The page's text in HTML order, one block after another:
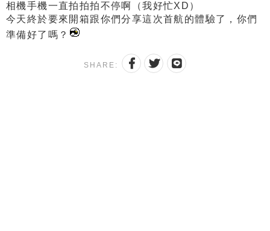
相機手機一直拍拍拍不停啊（我好忙XD）
今天終於要來開箱跟你們分享這次首航的體驗了，你們
準備好了嗎？
SHARE: